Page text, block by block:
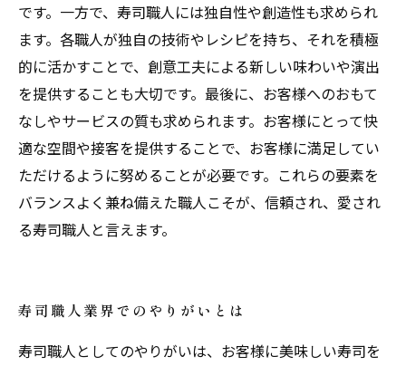
です。一方で、寿司職人には独自性や創造性も求められ
ます。各職人が独自の技術やレシピを持ち、それを積極
的に活かすことで、創意工夫による新しい味わいや演出
を提供することも大切です。最後に、お客様へのおもて
なしやサービスの質も求められます。お客様にとって快
適な空間や接客を提供することで、お客様に満足してい
ただけるように努めることが必要です。これらの要素を
バランスよく兼ね備えた職人こそが、信頼され、愛され
る寿司職人と言えます。
寿司職人業界でのやりがいとは
寿司職人としてのやりがいは、お客様に美味しい寿司を